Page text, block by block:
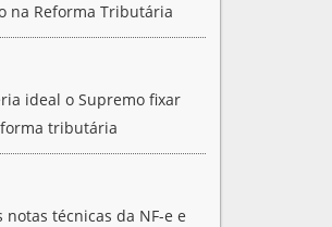
na Reforma Tributária
ideal o Supremo fixar
tributária
técnicas da NF-e e